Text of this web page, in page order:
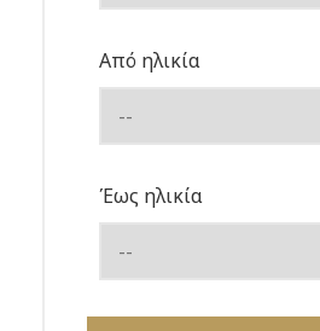
Από ηλικία
Έως ηλικία